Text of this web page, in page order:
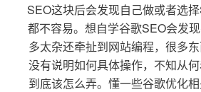
SEO这块后会发现自己做或者选
都不容易。想自学谷歌SEO会发
多太杂还牵扯到网站编程，很多东
没有说明如何具体操作，不知从
到底该怎么弄。懂一些谷歌优化